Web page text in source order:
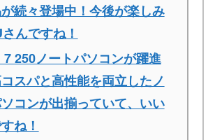
続々登場中！今後が楽しみ
んですね！
250ノートパソコンが躍進
スパと高性能を両立したノ
コンが出揃っていて、いい
ね！